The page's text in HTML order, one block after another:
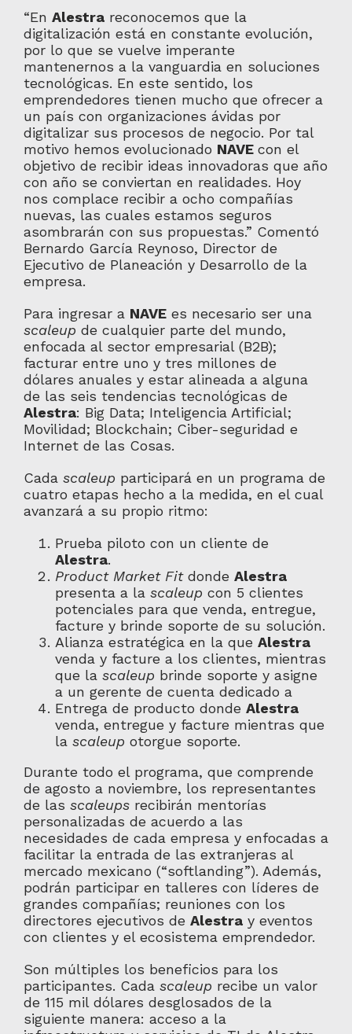
“En Alestrareconocemos que la
digitalización está en constante evolución,
por lo que se vuelve imperante
mantenernos a la vanguardia en soluciones
tecnológicas. En este sentido, los
emprendedores tienen mucho que ofrecer a
un país con organizaciones ávidas por
digitalizar sus procesos de negocio. Por tal
motivo hemos evolucionado NAVE con el
objetivo de recibir ideas innovadoras que año
con año se conviertan en realidades. Hoy
nos complace recibir a ocho compañías
nuevas, las cuales estamos seguros
asombrarán con sus propuestas.” Comentó
Bernardo García Reynoso, Director de
Ejecutivo de Planeación y Desarrollo de la
empresa.
Para ingresar a NAVEes necesario ser una
scaleup de cualquier parte del mundo,
enfocada al sector empresarial (B2B);
facturar entre uno y tres millones de
dólares anuales y estar alineada a alguna
de las seis tendencias tecnológicas de
Alestra: Big Data; Inteligencia Artificial;
Movilidad; Blockchain; Ciber-seguridad e
Internet de las Cosas.
Cada scaleup participará en un programa de
cuatro etapas hecho a la medida, en el cual
avanzará a su propio ritmo:
Prueba piloto con un cliente de
Alestra.
Product Market Fitdonde Alestra
presenta a la scaleup con 5 clientes
potenciales para que venda, entregue,
facture y brinde soporte de su solución.
Alianza estratégica en la que Alestra
venda y facture a los clientes, mientras
que la scaleup brinde soporte y asigne
a un gerente de cuenta dedicado a
Entrega de producto donde Alestra
venda, entregue y facture mientras que
la scaleup otorgue soporte.
Durante todo el programa, que comprende
de agosto a noviembre, los representantes
de las scaleupsrecibirán mentorías
personalizadas de acuerdo a las
necesidades de cada empresa y enfocadas a
facilitar la entrada de las extranjeras al
mercado mexicano (“softlanding”). Además,
podrán participar en talleres con líderes de
grandes compañías; reuniones con los
directores ejecutivos de Alestray eventos
con clientes y el ecosistema emprendedor.
Son múltiples los beneficios para los
participantes. Cada scaleup recibe un valor
de 115 mil dólares desglosados de la
siguiente manera: acceso a la